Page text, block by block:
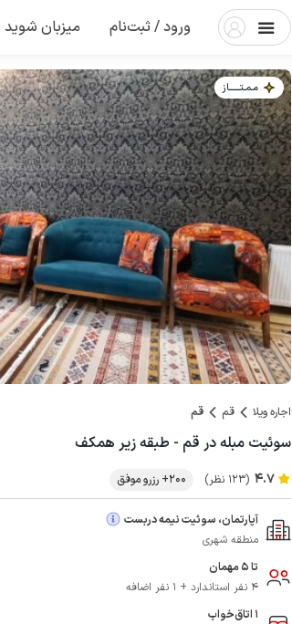
ورود / ثبت‌نام میزبان شوید
مـمـتــــــاز
اجاره ویلا قم قم
سوئیت مبله در قم - طبقه زیر همکف
4.7 (123 نظر) 200+ رزرو موفق
آپارتمان، سوئیت نیمه دربست
منطقه شهری
تا 5 مهمان
4 نفر استاندارد + 1 نفر اضافه
1 اتاق‌خواب